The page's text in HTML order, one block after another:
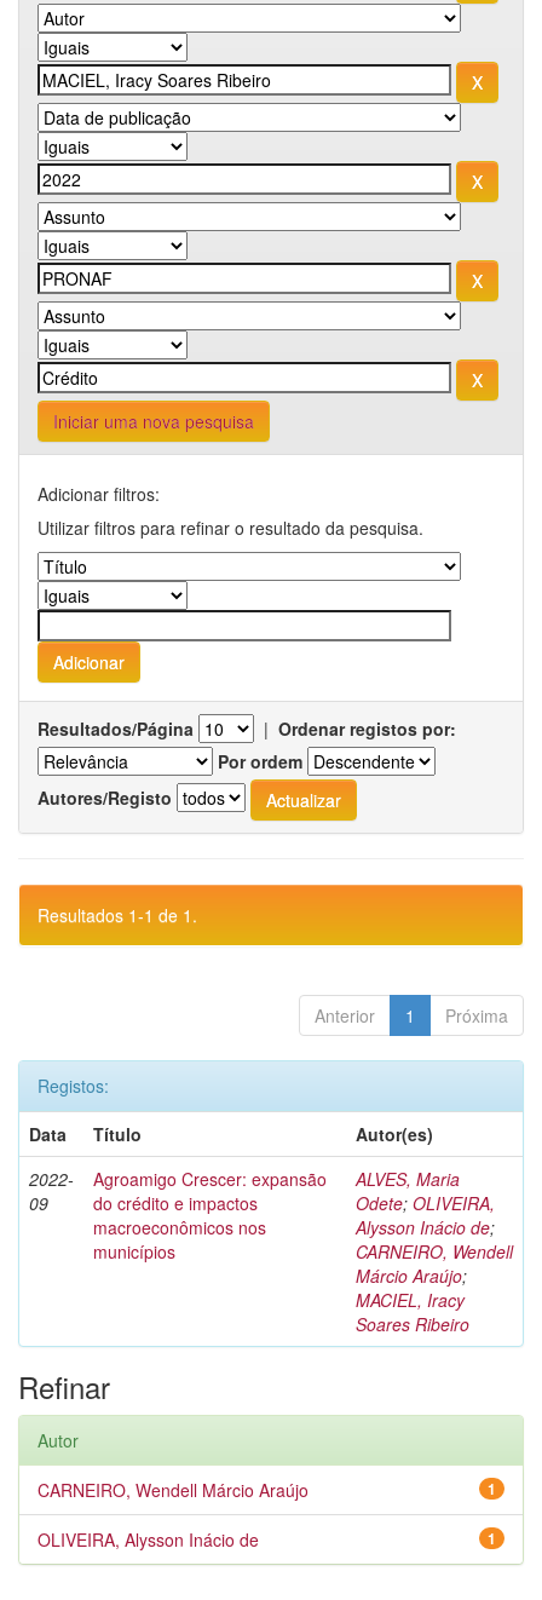
Iniciar uma nova pesquisa
Adicionar filtros:
Utilizar filtros para refinar o resultado da pesquisa.
Resultados/Página | Ordenar registos por:
Por ordem
Autores/Registo
Resultados 1-1 de 1.
Anterior 1 Próxima
Registos:
Data
Título
Autor(es)
2022-
09
Agroamigo Crescer: expansão
do crédito e impactos
macroeconômicos nos
municípios
ALVES, Maria
Odete; OLIVEIRA,
Alysson Inácio de;
CARNEIRO, Wendell
Márcio Araújo;
MACIEL, Iracy
Soares Ribeiro
Refinar
Autor
1
CARNEIRO, Wendell Márcio Araújo
1
OLIVEIRA, Alysson Inácio de